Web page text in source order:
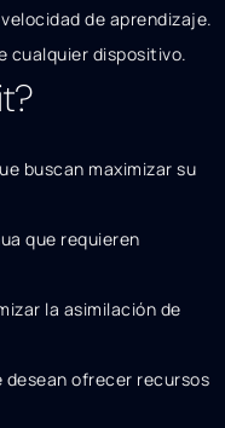
de aprendizaje.
cualquier dispositivo.
buscan maximizar su
que requieren
la asimilación de
desean ofrecer recursos